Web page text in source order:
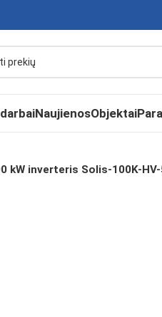
NaujienosObjektai
kW inverteris Solis-100K-HV-